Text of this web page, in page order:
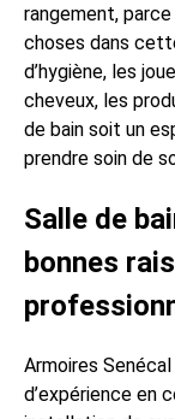
rangement,
choses dans
d’hygiène, les
cheveux, les
de bain soit un
prendre soin de
Salle de
bonnes
Armoires
d’expérience en